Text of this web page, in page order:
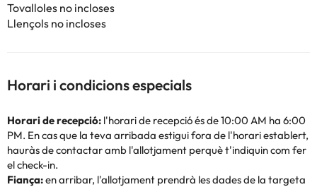
Tovalloles no incloses
Llençols no incloses
Horari i condicions especials
Horari de recepció: l'horari de recepció és de 10:00 AM ha 6:00
PM. En cas que la teva arribada estigui fora de l'horari establert,
hauràs de contactar amb l'allotjament perquè t'indiquin com fer
el check-in.
Fiança:en arribar, l'allotjament prendrà les dades de la targeta